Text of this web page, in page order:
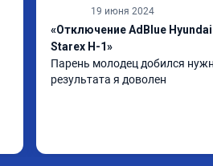
19 июня 2024
«Отключение AdBlue Hyundai
Starex H-1»
Парень молодец добился
результата я доволен